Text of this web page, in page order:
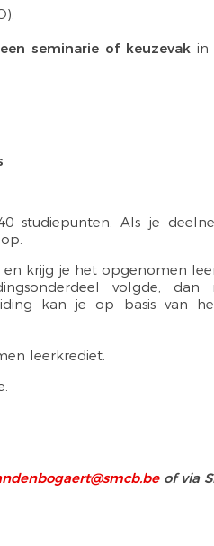
seminarie of keuzevak in
studiepunten. Als je
krijg je het opgenomen
volgde,
kan je op basis van
leerkrediet.
of via